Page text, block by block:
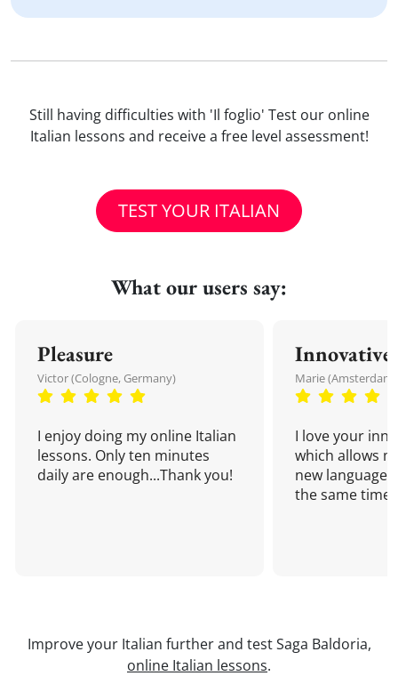
Still having difficulties with 'Il foglio' Test our online
Italian lessons and receive a free level assessment!
TEST YOUR ITALIAN
What our users say:
Pleasure
Victor (Cologne, Germany)
I enjoy doing my online Italian
lessons. Only ten minutes
daily are enough...Thank you!
Innovative
Marie
I love your
which allows
new language
the same time!
Improve your Italian further and test Saga Baldoria,
online Italian lessons.